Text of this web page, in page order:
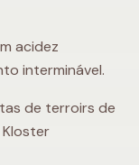
acidez
interminável.
de terroirs de